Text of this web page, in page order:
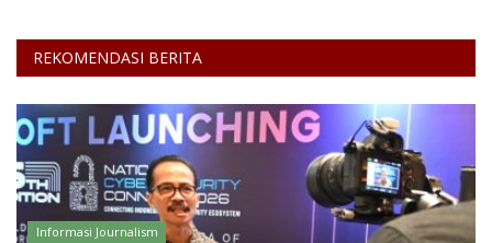
REKOMENDASI BERITA
Informasi Journalism